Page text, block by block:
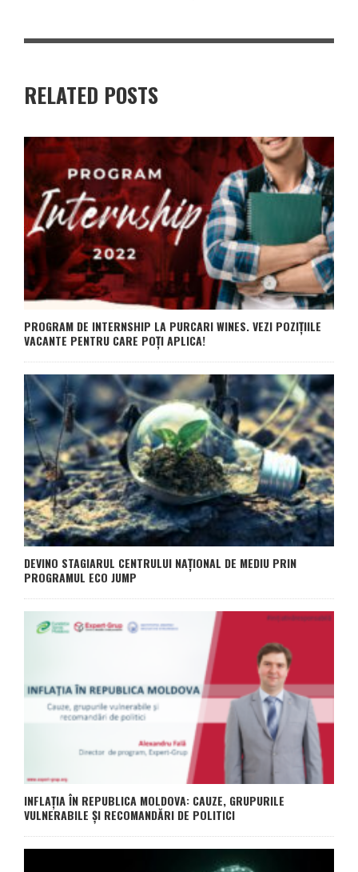
RELATED POSTS
PROGRAM DE INTERNSHIP LA PURCARI WINES. VEZI POZIȚIILE
VACANTE PENTRU CARE POȚI APLICA!
DEVINO STAGIARUL CENTRULUI NAȚIONAL DE MEDIU PRIN
PROGRAMUL ECO JUMP
INFLAȚIA ÎN REPUBLICA MOLDOVA: CAUZE, GRUPURILE
VULNERABILE ȘI RECOMANDĂRI DE POLITICI